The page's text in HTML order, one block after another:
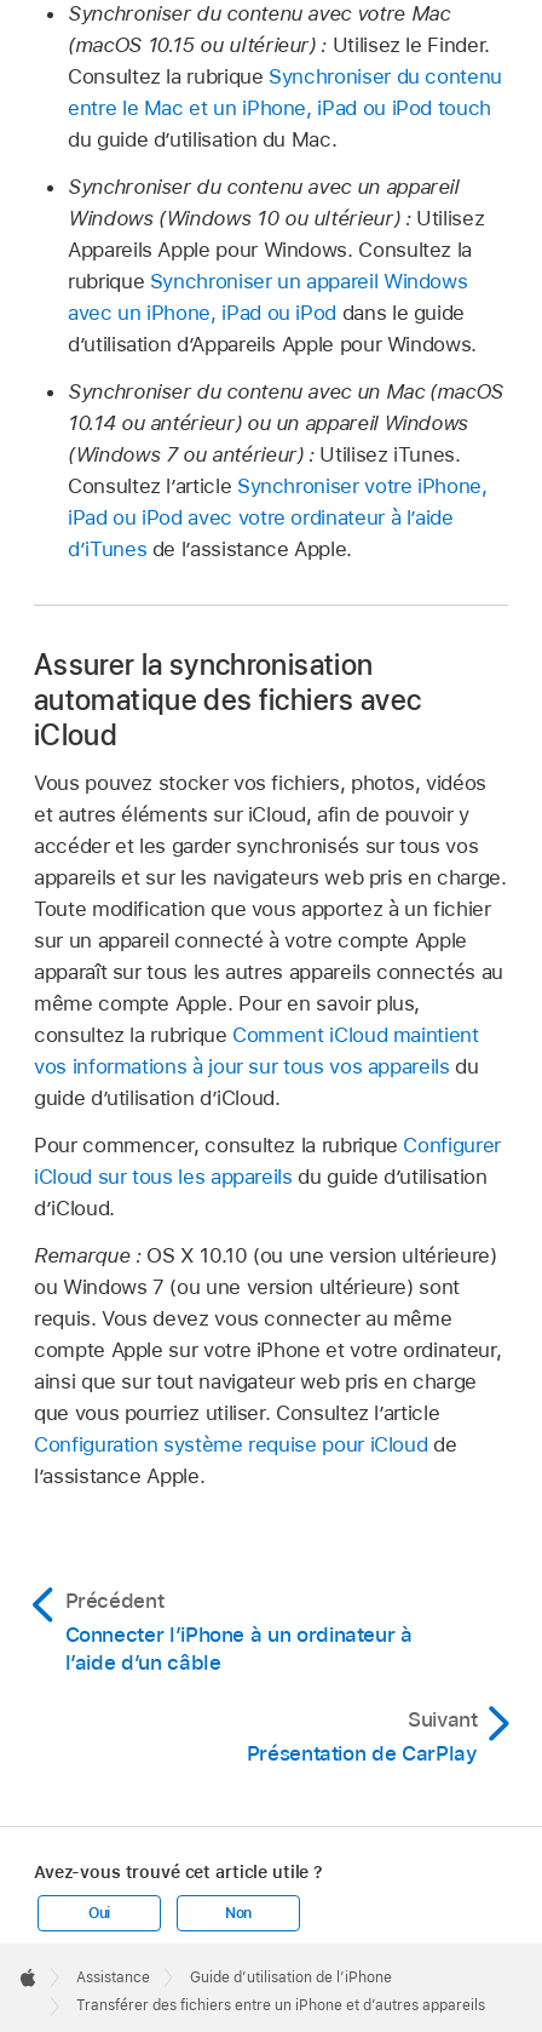
Synchroniser du contenu avec votre Mac
(macOS 10.15 ou ultérieur) : Utilisez le Finder.
Consultez la rubrique Synchroniser du contenu
entre le Mac et un iPhone, iPad ou iPod touch
du guide d’utilisation du Mac.
Synchroniser du contenu avec un appareil
Windows (Windows 10 ou ultérieur) : Utilisez
Appareils Apple pour Windows. Consultez la
rubrique Synchroniser un appareil Windows
avec un iPhone, iPad ou iPod dans le guide
d’utilisation d’Appareils Apple pour Windows.
Synchroniser du contenu avec un Mac (macOS
10.14 ou antérieur) ou un appareil Windows
(Windows 7 ou antérieur) : Utilisez iTunes.
Consultez l’article Synchroniser votre iPhone,
iPad ou iPod avec votre ordinateur à l’aide
d’iTunes de l’assistance Apple.
Assurer la synchronisation
automatique des fichiers avec
iCloud
Vous pouvez stocker vos fichiers, photos, vidéos
et autres éléments sur iCloud, afin de pouvoir y
accéder et les garder synchronisés sur tous vos
appareils et sur les navigateurs web pris en charge.
Toute modification que vous apportez à un fichier
sur un appareil connecté à votre compte Apple
apparaît sur tous les autres appareils connectés au
même compte Apple. Pour en savoir plus,
consultez la rubrique Comment iCloud maintient
vos informations à jour sur tous vos appareils du
guide d’utilisation d’iCloud.
Pour commencer, consultez la rubrique Configurer
iCloud sur tous les appareils du guide d’utilisation
d’iCloud.
Remarque : OS X 10.10 (ou une version ultérieure)
ou Windows 7 (ou une version ultérieure) sont
requis. Vous devez vous connecter au même
compte Apple sur votre iPhone et votre ordinateur,
ainsi que sur tout navigateur web pris en charge
que vous pourriez utiliser. Consultez l’article
Configuration système requise pour iCloud de
l’assistance Apple.
Précédent
Connecter l’iPhone à un ordinateur à
l’aide d’un câble
Suivant
Présentation de CarPlay
Avez-vous trouvé cet article utile ?
Oui Non
Footer

Apple
Assistance
Guide d’utilisation de l’iPhone
Transférer des fichiers entre un iPhone et d’autres appareils